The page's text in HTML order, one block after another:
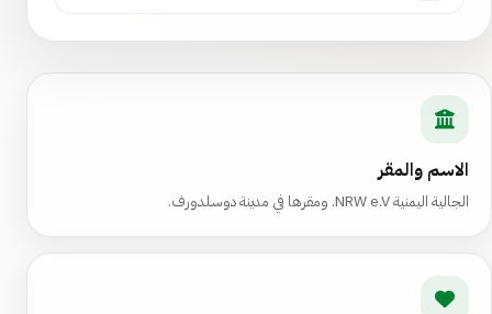
الاسم والمقر
الجالية اليمنية NRW e.V. ومقرها في مدينة دوسلدورف.